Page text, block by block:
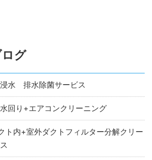
グ
水 排水除菌サービス
回り+エアコンクリーニング
ト内+室外ダクトフィルター分解クリー